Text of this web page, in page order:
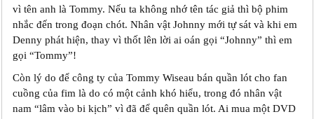
vì tên anh là Tommy. Nếu ta không nhớ tên tác giả thì bộ phim
nhắc đến trong đoạn chót. Nhân vật Johnny mới tự sát và khi em
Denny phát hiện, thay vì thốt lên lời ai oán gọi “Johnny” thì em
gọi “Tommy”!
Còn lý do để công ty của Tommy Wiseau bán quần lót cho fan
cuồng của fim là do có một cảnh khó hiểu, trong đó nhân vật
nam “lâm vào bi kịch” vì đã để quên quần lót. Ai mua một DVD